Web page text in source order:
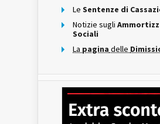
Le Sentenze di
Notizie sugli
Sociali
La pagina delle